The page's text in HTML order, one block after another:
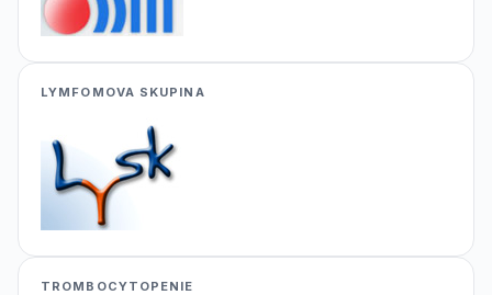
LYMFOMOVA SKUPINA
TROMBOCYTOPENIE